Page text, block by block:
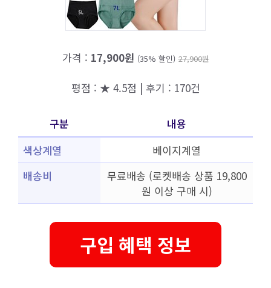
가격 : 17,900원 (35% 할인) 27,900원
평점 : ★ 4.5점 | 후기 : 170건
구분
내용
색상계열
베이지계열
배송비
무료배송 (로켓배송 상품 19,800
원 이상 구매 시)
구입 혜택 정보